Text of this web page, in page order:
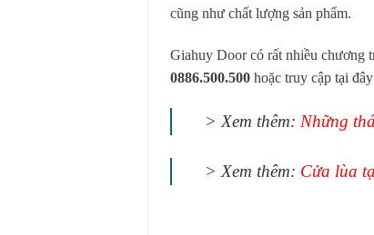
cũng như chất lượng sản phẩm.
Giahuy Door có rất nhiều chương
0886.500.500hoặc truy cập tại đây
> Xem thêm: Những
> Xem thêm: Cửa lùa